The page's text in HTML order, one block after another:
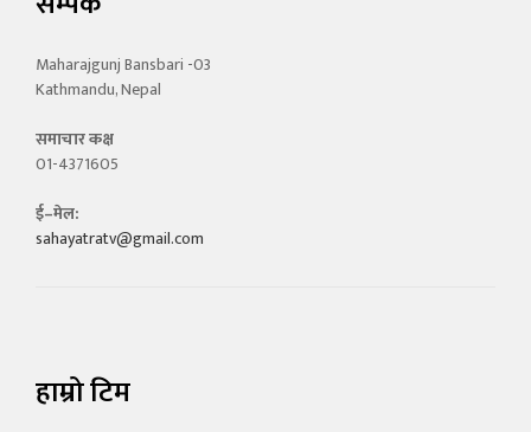
Maharajgunj Bansbari -03
Kathmandu, Nepal
समाचार कक्ष
01-4371605
ई–मेल:
sahayatratv@gmail.com
हाम्रो टिम